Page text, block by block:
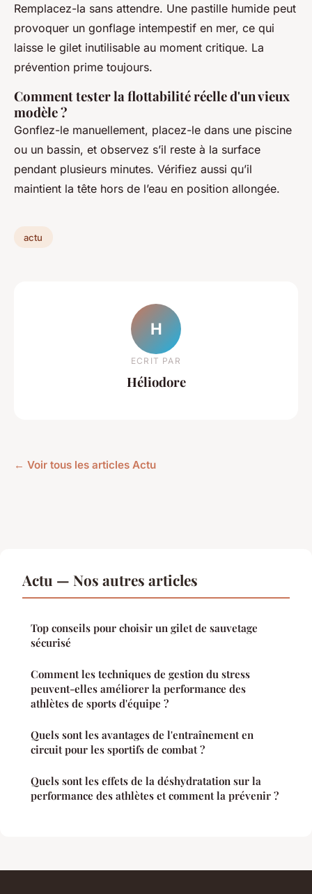
Remplacez-la sans attendre. Une pastille humide peut
provoquer un gonflage intempestif en mer, ce qui
laisse le gilet inutilisable au moment critique. La
prévention prime toujours.
Comment tester la flottabilité réelle d'un vieux
modèle ?
Gonflez-le manuellement, placez-le dans une piscine
ou un bassin, et observez s’il reste à la surface
pendant plusieurs minutes. Vérifiez aussi qu’il
maintient la tête hors de l’eau en position allongée.
actu
H
ECRIT PAR
Héliodore
← Voir tous les articles Actu
Actu — Nos autres articles
Top conseils pour choisir un gilet de sauvetage
sécurisé
Comment les techniques de gestion du stress
peuvent-elles améliorer la performance des
athlètes de sports d'équipe ?
Quels sont les avantages de l'entraînement en
circuit pour les sportifs de combat ?
Quels sont les effets de la déshydratation sur la
performance des athlètes et comment la prévenir ?